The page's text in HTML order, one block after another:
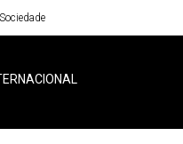
Sociedade